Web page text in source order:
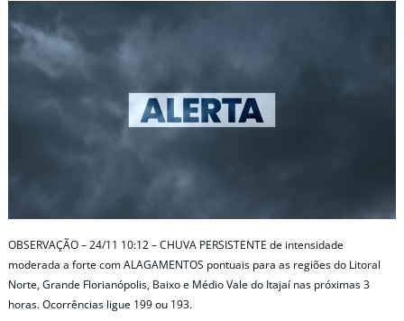
OBSERVAÇÃO – 24/11 10:12 – CHUVA PERSISTENTE de intensidade
moderada a forte com ALAGAMENTOS pontuais para as regiões do Litoral
Norte, Grande Florianópolis, Baixo e Médio Vale do Itajaí nas próximas 3
horas. Ocorrências ligue 199 ou 193.